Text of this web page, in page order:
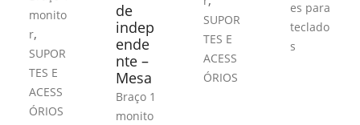
monito
r,
SUPOR
TES E
ACESS
ÓRIOS
de
indep
ende
nte –
Mesa
Braço 1
monito
SUPOR
TES E
ACESS
ÓRIOS
es para
teclado
s